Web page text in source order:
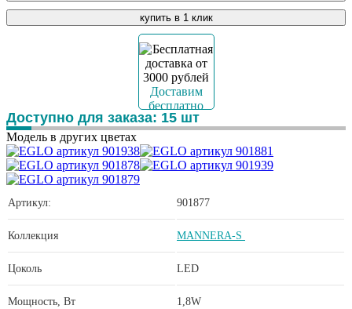
купить в 1 клик
Доставим
бесплатно
Доступно для заказа: 15 шт
Модель в других цветах
Артикул: 901877
Коллекция MANNERA-S
Цоколь LED
Мощность, Вт 1,8W